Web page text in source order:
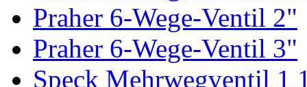
Praher 6-Wege-Ventil 2"
Praher 6-Wege-Ventil 3"
Speck Mehrwegventil 1